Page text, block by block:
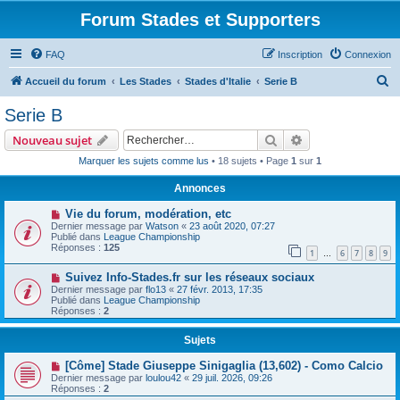
Forum Stades et Supporters
FAQ Connexion
Inscription
Accueil du forum Les Stades Stades d'Italie Serie B
Serie B
Nouveau sujet Rechercher
Marquer les sujets comme lus • 18 sujets • Page 1 sur 1
Annonces
Vie du forum, modération, etc
Dernier message par Watson « 23 août 2020, 07:27
Publié dans League Championship
Réponses : 125 1 … 6 7 8 9
Suivez Info-Stades.fr sur les réseaux sociaux
Dernier message par flo13 « 27 févr. 2013, 17:35
Publié dans League Championship
Réponses : 2
Sujets
[Côme] Stade Giuseppe Sinigaglia (13,602) - Como Calcio
Dernier message par loulou42 « 29 juil. 2026, 09:26
Réponses : 2